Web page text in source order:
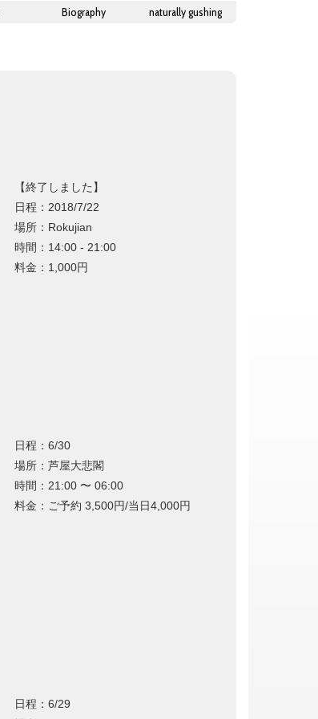
Biography naturally gushing
【終了しました】
日程：2018/7/22
場所：Rokujian
時間：14:00 - 21:00
料金：1,000円
日程：6/30
場所：芦屋大悲閣
時間：21:00 〜 06:00
料金：ご予約 3,500円/当日4,000円
日程：6/29